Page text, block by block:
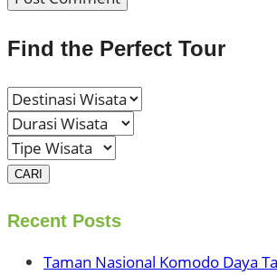
Find the Perfect Tour
CARI
Recent Posts
Taman Nasional Komodo Daya